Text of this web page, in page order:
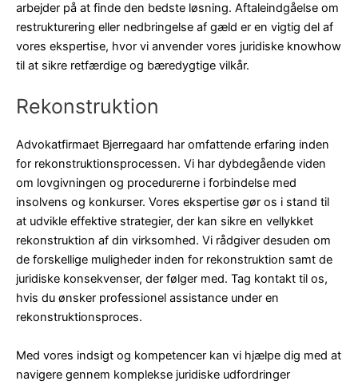
arbejder på at finde den bedste løsning. Aftaleindgåelse om
restrukturering eller nedbringelse af gæld er en vigtig del af
vores ekspertise, hvor vi anvender vores juridiske knowhow
til at sikre retfærdige og bæredygtige vilkår.
Rekonstruktion
Advokatfirmaet Bjerregaard har omfattende erfaring inden
for rekonstruktionsprocessen. Vi har dybdegående viden
om lovgivningen og procedurerne i forbindelse med
insolvens og konkurser. Vores ekspertise gør os i stand til
at udvikle effektive strategier, der kan sikre en vellykket
rekonstruktion af din virksomhed. Vi rådgiver desuden om
de forskellige muligheder inden for rekonstruktion samt de
juridiske konsekvenser, der følger med. Tag kontakt til os,
hvis du ønsker professionel assistance under en
rekonstruktionsproces.
Med vores indsigt og kompetencer kan vi hjælpe dig med at
navigere gennem komplekse juridiske udfordringer